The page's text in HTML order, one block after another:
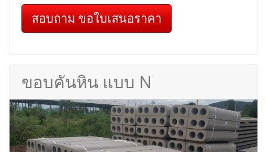
สอบถาม ขอใบเสนอราคา
ขอบคันหิน แบบ N